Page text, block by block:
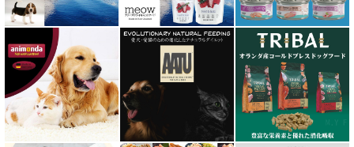
フィールドエイト
フォルツァ10 FORZA10
プライムケイズ さかい企画
ブリスミックス BLISMIX